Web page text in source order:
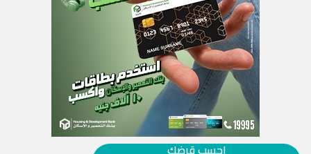
احسب قرضك